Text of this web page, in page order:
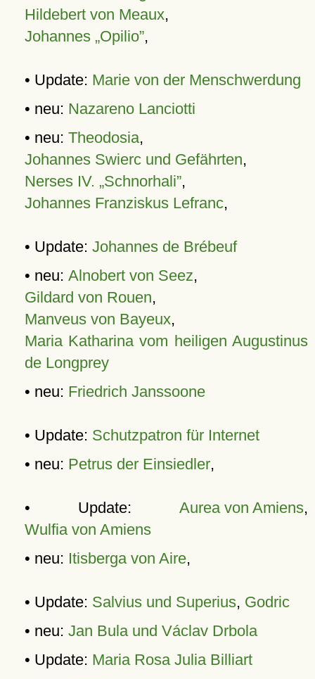
Hildebert von Meaux,
Johannes „Opilio”,
• Update: Marie von der Menschwerdung
• neu: Nazareno Lanciotti
• neu: Theodosia,
Johannes Swierc und Gefährten,
Nerses IV. „Schnorhali”,
Johannes Franziskus Lefranc,
• Update: Johannes de Brébeuf
• neu: Alnobert von Seez,
Gildard von Rouen,
Manveus von Bayeux,
Maria Katharina vom heiligen Augustinus
de Longprey
• neu: Friedrich Janssoone
• Update: Schutzpatron für Internet
• neu: Petrus der Einsiedler,
• Update: Aurea von Amiens,
Wulfia von Amiens
• neu: Itisberga von Aire,
• Update: Salvius und Superius, Godric
• neu: Jan Bula und Václav Drbola
• Update: Maria Rosa Julia Billiart